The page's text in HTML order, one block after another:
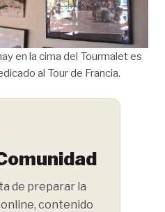
en la cima del Tourmalet es
al Tour de Francia.
de preparar la
contenido